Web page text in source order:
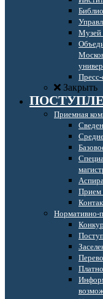
Закрыть
Приемная
Нормативно-